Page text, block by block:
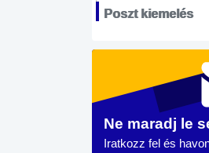
Poszt kiemelés
Ne maradj le
Iratkozz fel és